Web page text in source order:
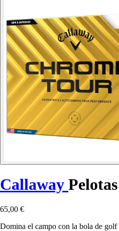
Callaway
65,00 €
Domina el campo con la bola de